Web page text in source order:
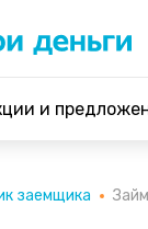
и
заемщика